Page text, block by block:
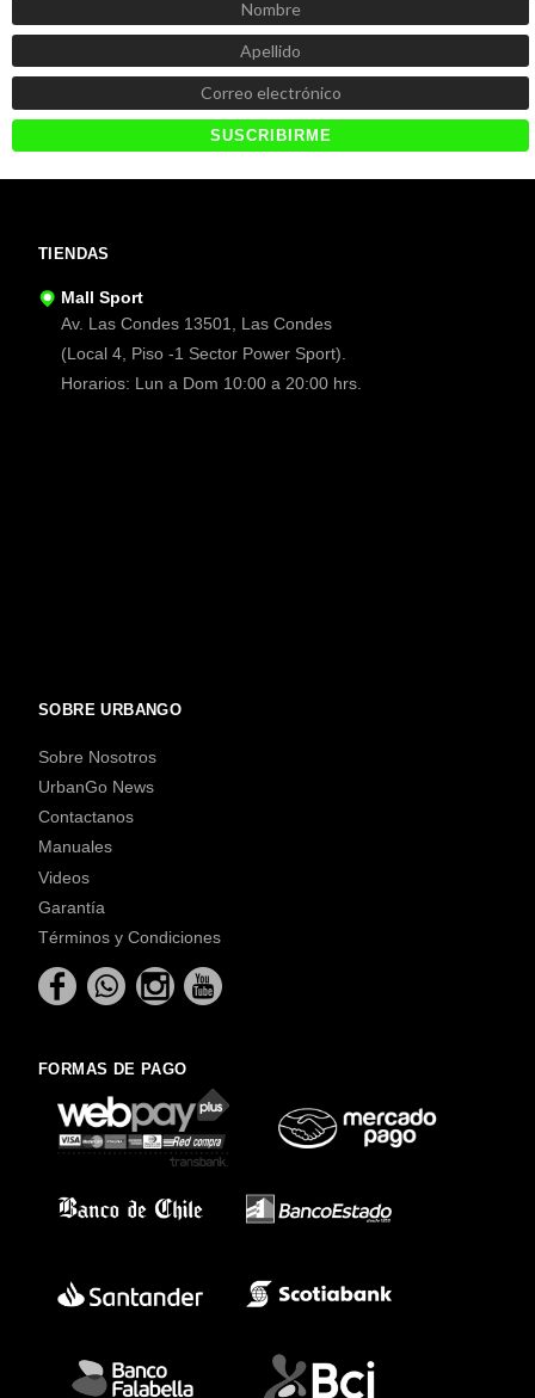
TIENDAS
Mall Sport
Av. Las Condes 13501, Las Condes
(Local 4, Piso -1 Sector Power Sport).
Horarios: Lun a Dom 10:00 a 20:00 hrs.
SOBRE URBANGO
Sobre Nosotros
UrbanGo News
Contactanos
Manuales
Videos
Garantía
Términos y Condiciones
FORMAS DE PAGO